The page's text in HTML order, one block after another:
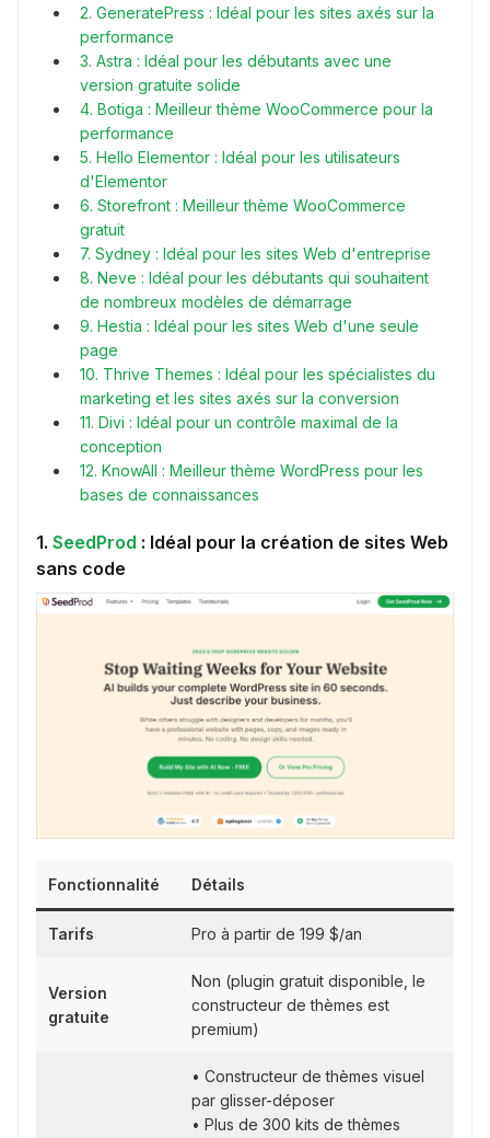
2. GeneratePress : Idéal pour les sites axés sur la
performance
3. Astra : Idéal pour les débutants avec une
version gratuite solide
4. Botiga : Meilleur thème WooCommerce pour la
performance
5. Hello Elementor : Idéal pour les utilisateurs
d'Elementor
6. Storefront : Meilleur thème WooCommerce
gratuit
7. Sydney : Idéal pour les sites Web d'entreprise
8. Neve : Idéal pour les débutants qui souhaitent
de nombreux modèles de démarrage
9. Hestia : Idéal pour les sites Web d'une seule
page
10. Thrive Themes : Idéal pour les spécialistes du
marketing et les sites axés sur la conversion
11. Divi : Idéal pour un contrôle maximal de la
conception
12. KnowAll : Meilleur thème WordPress pour les
bases de connaissances
1. SeedProd : Idéal pour la création de sites Web
sans code
Fonctionnalité Détails
Tarifs Pro à partir de 199 $/an
Version
gratuite
Non (plugin gratuit disponible, le
constructeur de thèmes est
premium)
• Constructeur de thèmes visuel
par glisser-déposer
• Plus de 300 kits de thèmes